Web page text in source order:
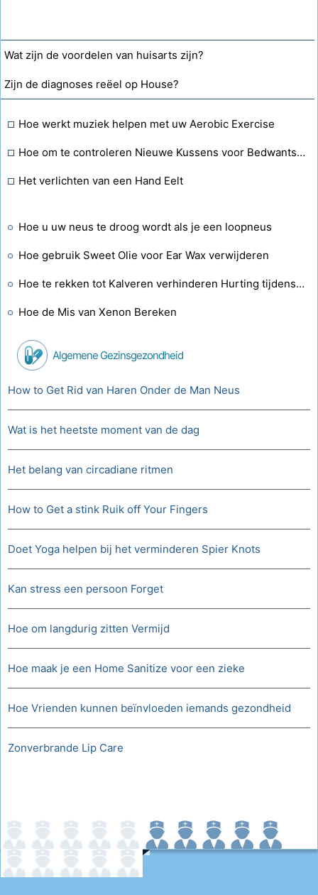
Wat zijn de voordelen van huisarts zijn?
Zijn de diagnoses reëel op House?
Hoe werkt muziek helpen met uw Aerobic Exercise
Hoe om te controleren Nieuwe Kussens voor Bedwantsen
Het verlichten van een Hand Eelt
Hoe u uw neus te droog wordt als je een loopneus
Hoe gebruik Sweet Olie voor Ear Wax verwijderen
Hoe te rekken tot Kalveren verhinderen Hurting tijdens een run
Hoe de Mis van Xenon Bereken
Algemene Gezinsgezondheid
How to Get Rid van Haren Onder de Man Neus
Wat is het heetste moment van de dag
Het belang van circadiane ritmen
How to Get a stink Ruik off Your Fingers
Doet Yoga helpen bij het verminderen Spier Knots
Kan stress een persoon Forget
Hoe om langdurig zitten Vermijd
Hoe maak je een Home Sanitize voor een zieke
Hoe Vrienden kunnen beïnvloeden iemands gezondheid
Zonverbrande Lip Care